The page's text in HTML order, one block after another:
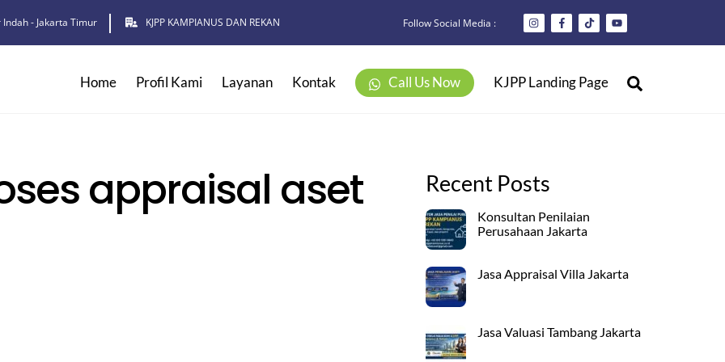
Indah - Jakarta Timur KJPP KAMPIANUS DAN REKAN Follow Social Media :
Home Profil Kami Layanan Kontak Call Us Now KJPP Landing Page
appraisal aset Recent Posts
Konsultan Penilaian
Perusahaan Jakarta
Jasa Appraisal Villa Jakarta
Jasa Valuasi Tambang Jakarta